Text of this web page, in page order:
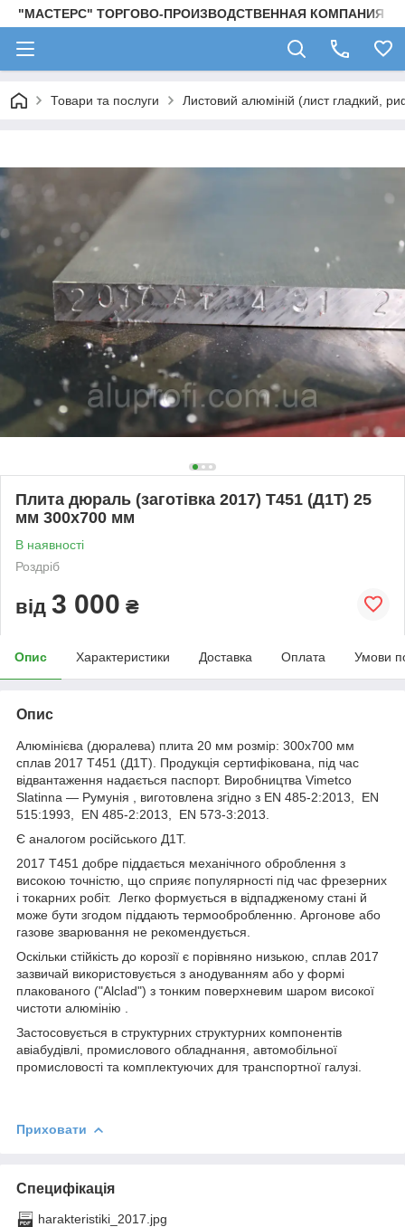
"МАСТЕРС" ТОРГОВО-ПРОИЗВОДСТВЕННАЯ КОМПАНИЯ
Товари та послуги Листовий алюміній (лист гладкий,
Плита дюраль (заготівка 2017) T451 (Д1Т) 25
мм 300х700 мм
В наявності
Роздріб
від 3 000 ₴
Опис Характеристики Доставка Оплата Умови
Опис
Алюмінієва (дюралева) плита 20 мм розмір: 300х700 мм
сплав 2017 Т451 (Д1Т). Продукція сертифікована, під час
відвантаження надається паспорт. Виробництва Vimetco
Slatinna ― Румунія , виготовлена згідно з EN 485-2:2013, EN
515:1993, EN 485-2:2013, EN 573-3:2013.
Є аналогом російського Д1Т.
2017 Т451 добре піддається механічного оброблення з
високою точністю, що сприяє популярності під час фрезерних
і токарних робіт. Легко формується в відпадженому стані й
може бути згодом піддають термообробленню. Аргонове або
газове зварювання не рекомендується.
Оскільки стійкість до корозії є порівняно низькою, сплав 2017
зазвичай використовується з анодуванням або у формі
плакованого ("Alclad") з тонким поверхневим шаром високої
чистоти алюмінію .
Застосовується в структурних структурних компонентів
авіабудівлі, промислового обладнання, автомобільної
промисловості та комплектуючих для транспортної галузі.
Приховати
Специфікація
harakteristiki_2017.jpg